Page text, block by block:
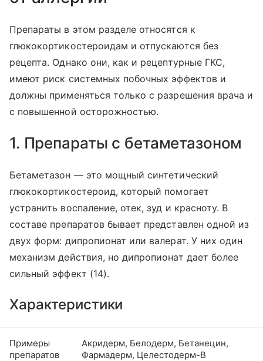
Препараты в этом разделе относятся к
глюкокортикостероидам и отпускаются без
рецепта. Однако они, как и рецептурные ГКС,
имеют риск системных побочных эффектов и
должны применяться только с разрешения врача и
с повышенной осторожностью.
1. Препараты с бетаметазоном
Бетаметазон — это мощный синтетический
глюкокортикостероид, который помогает
устранить воспаление, отек, зуд и красноту. В
составе препаратов бывает представлен одной из
двух форм: дипропионат или валерат. У них один
механизм действия, но дипропионат дает более
сильный эффект (14).
Характеристики
Примеры
препаратов
Акридерм, Белодерм, Бетанецин,
Фармадерм, Целестодерм-В